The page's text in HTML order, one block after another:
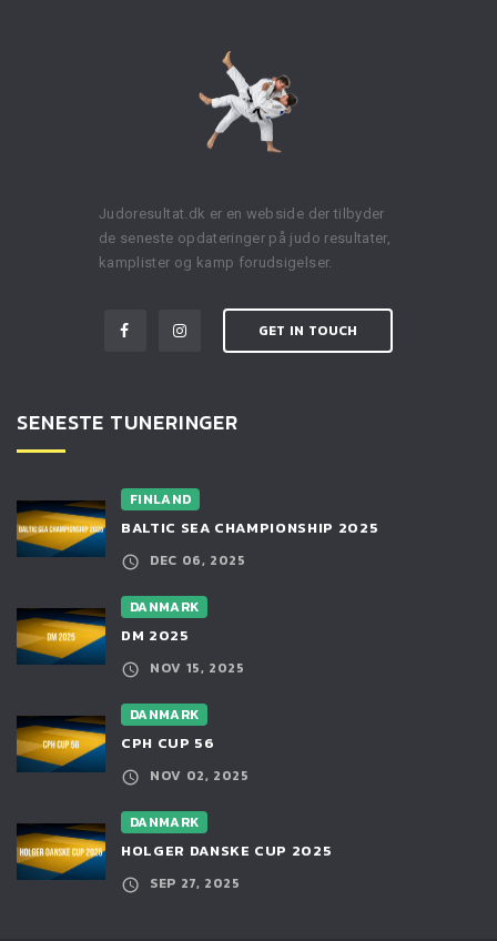
Judoresultat.dk er en webside der tilbyder
de seneste opdateringer på judo resultater,
kamplister og kamp forudsigelser.
GET IN TOUCH
SENESTE TUNERINGER
FINLAND
BALTIC SEA CHAMPIONSHIP 2025
DEC 06, 2025
DANMARK
DM 2025
NOV 15, 2025
DANMARK
CPH CUP 56
NOV 02, 2025
DANMARK
HOLGER DANSKE CUP 2025
SEP 27, 2025